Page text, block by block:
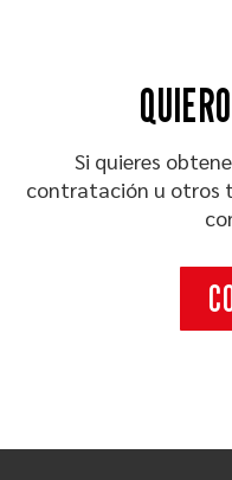
Si quieres
contratación u otros